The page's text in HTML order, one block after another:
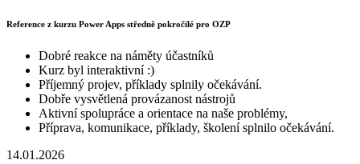
Reference z kurzu Power Apps středně pokročilé pro OZP
Dobré reakce na náměty účastníků
Kurz byl interaktivní :)
Příjemný projev, příklady splnily očekávání.
Dobře vysvětlená provázanost nástrojů
Aktivní spolupráce a orientace na naše problémy,
Příprava, komunikace, příklady, školení splnilo očekávání.
14.01.2026